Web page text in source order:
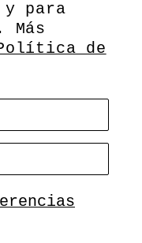
para
de
países en
y se
Para
y
su
revise